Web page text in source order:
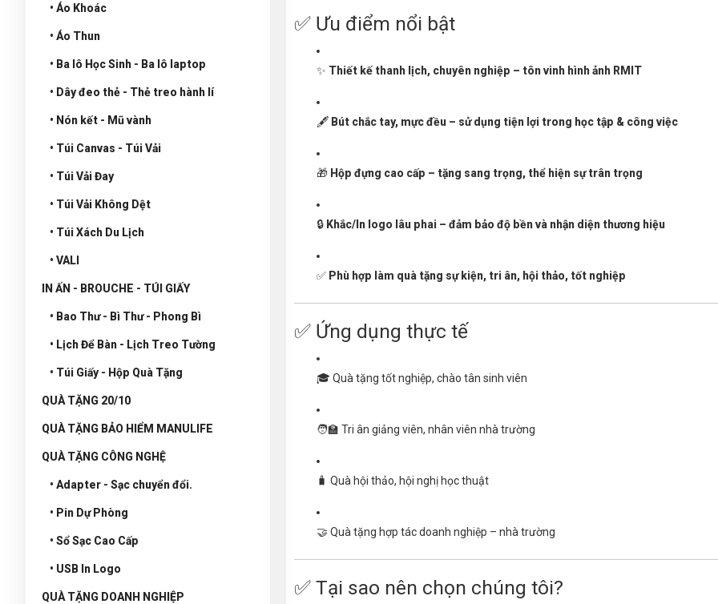
• Áo Khoác
• Áo Thun
• Ba lô Học Sinh - Ba lô laptop
• Dây đeo thẻ - Thẻ treo hành lí
• Nón kết - Mũ vành
• Túi Canvas - Túi Vải
• Túi Vải Đay
• Túi Vải Không Dệt
• Túi Xách Du Lịch
• VALI
IN ẤN - BROUCHE - TÚI GIẤY
• Bao Thư - Bì Thư - Phong Bì
• Lịch Để Bàn - Lịch Treo Tường
• Túi Giấy - Hộp Quà Tặng
QUÀ TẶNG 20/10
QUÀ TẶNG BẢO HIỂM MANULIFE
QUÀ TẶNG CÔNG NGHỆ
• Adapter - Sạc chuyển đổi.
• Pin Dự Phòng
• Sổ Sạc Cao Cấp
• USB In Logo
QUÀ TẶNG DOANH NGHIỆP
✅ Ưu điểm nổi bật
✨ Thiết kế thanh lịch, chuyên nghiệp – tôn vinh hình ảnh RMIT
🖋 Bút chắc tay, mực đều – sử dụng tiện lợi trong học tập & công việc
🎁 Hộp đựng cao cấp – tặng sang trọng, thể hiện sự trân trọng
🔒 Khắc/In logo lâu phai – đảm bảo độ bền và nhận diện thương hiệu
✅ Phù hợp làm quà tặng sự kiện, tri ân, hội thảo, tốt nghiệp
✅ Ứng dụng thực tế
🎓 Quà tặng tốt nghiệp, chào tân sinh viên
🧑‍🏫 Tri ân giảng viên, nhân viên nhà trường
🧳 Quà hội thảo, hội nghị học thuật
🤝 Quà tặng hợp tác doanh nghiệp – nhà trường
✅ Tại sao nên chọn chúng tôi?